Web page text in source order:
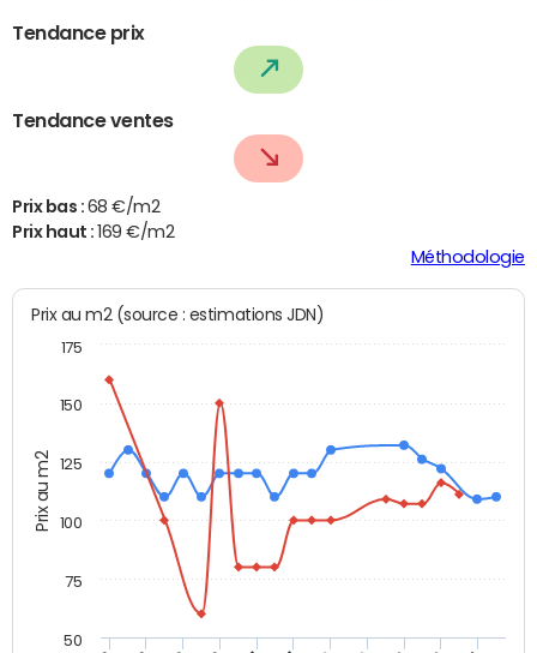
Tendance prix
Tendance ventes
Prix bas : 68 €/m2
Prix haut : 169 €/m2
Méthodologie
Prix au m2
Prix au m2 (source : estimations JDN)
50
75
100
125
150
175